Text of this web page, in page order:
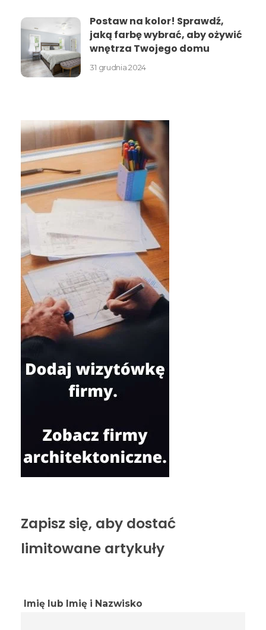
Postaw na kolor! Sprawdź,
jaką farbę wybrać, aby ożywić
wnętrza Twojego domu
31 grudnia 2024
Zapisz się, aby dostać
limitowane artykuły
Imię lub Imię i Nazwisko